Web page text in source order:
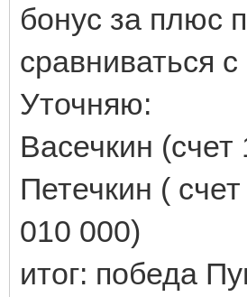
бонус за плюс
сравниваться
Уточняю:
Васечкин
Петечкин (
010 000)
итог: победа